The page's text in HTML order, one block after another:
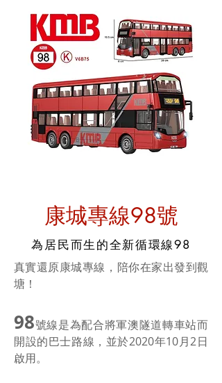
康城專線98號
​為居民而生的全新循環線98
真實還原康城專線​，陪你在家出發到觀
塘！
98號線是為配合將軍澳隧道轉車站而
開設的巴士路線，並於2020年10月2日
啟用。